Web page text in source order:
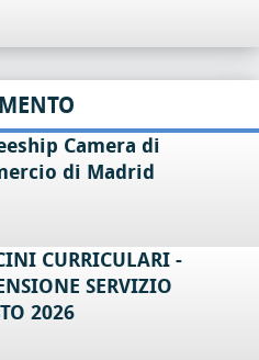
Camera di
di Madrid
CURRICULARI -
SERVIZIO
2026